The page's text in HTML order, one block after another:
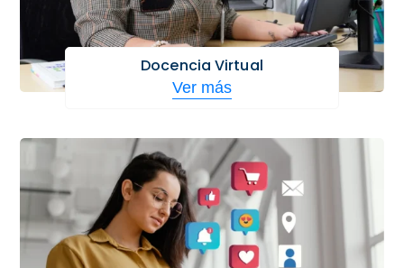
Docencia Virtual
Ver más